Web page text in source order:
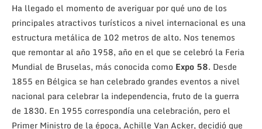
Ha llegado el momento de averiguar por qué uno de los
principales atractivos turísticos a nivel internacional es una
estructura metálica de 102 metros de alto. Nos tenemos
que remontar al año 1958, año en el que se celebró la Feria
Mundial de Bruselas, más conocida como Expo 58. Desde
1855 en Bélgica se han celebrado grandes eventos a nivel
nacional para celebrar la independencia, fruto de la guerra
de 1830. En 1955 correspondía una celebración, pero el
Primer Ministro de la época, Achille Van Acker, decidió que